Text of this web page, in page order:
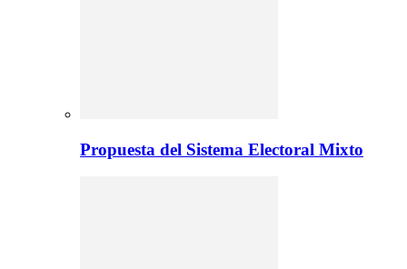
Propuesta del Sistema Electoral Mixto